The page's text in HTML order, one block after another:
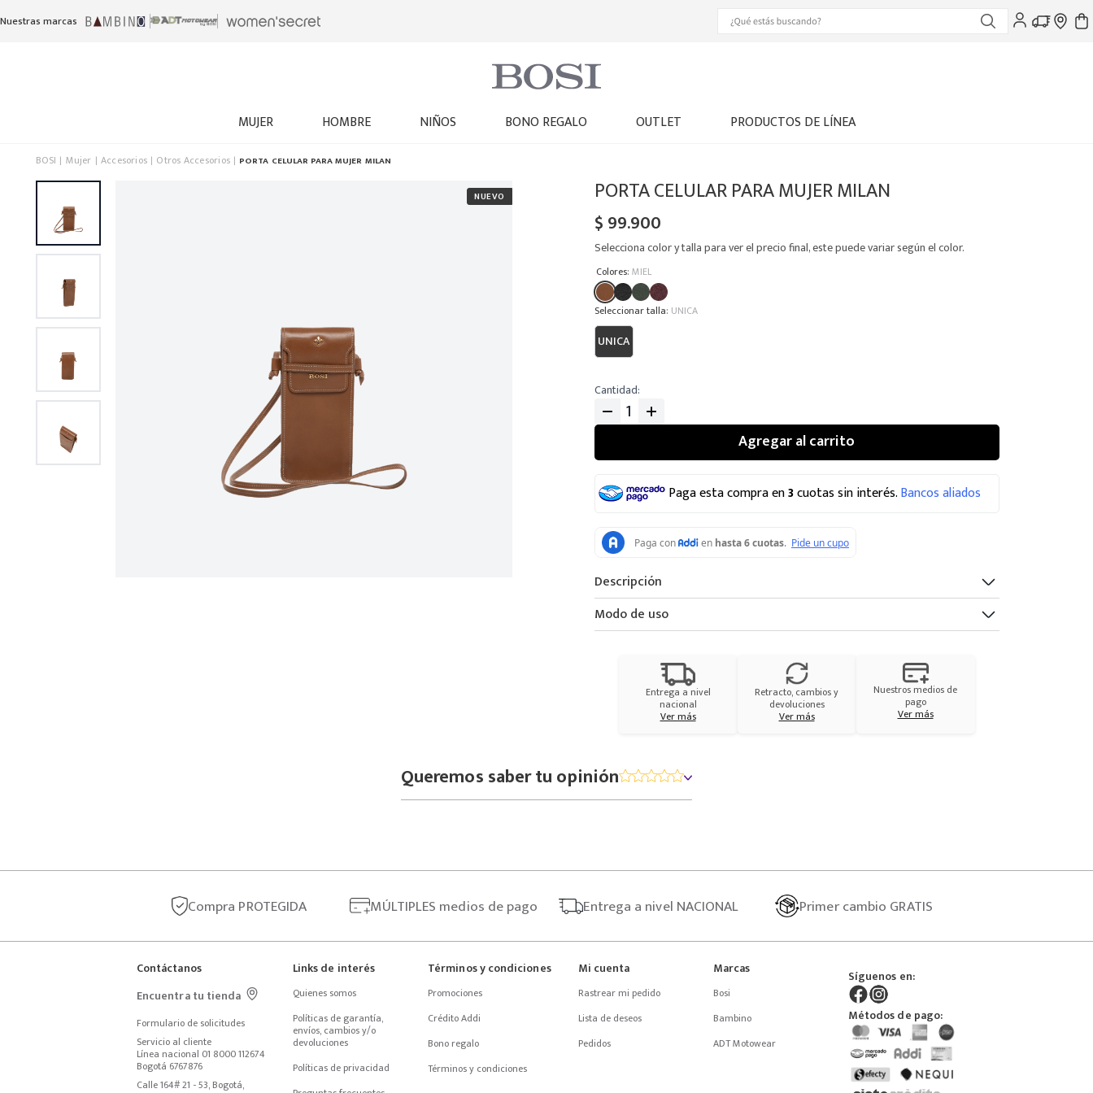
Nuestras marcas
MUJER HOMBRE NIÑOS BONO REGALO OUTLET PRODUCTOS DE LÍNEA
BOSI Mujer Accesorios Otros Accesorios PORTA CELULAR PARA MUJER MILAN
PORTA CELULAR PARA MUJER MILAN
$99.900
Selecciona color y talla para ver el precio final, este puede variar según el color.
Colores: MIEL
: UNICA
UNICA
Cantidad
Agregar al carrito
Paga esta compra en3cuotas sin interés.Bancos aliados
Descripción
Modo de uso
Entrega a nivel
nacional
Ver más
Retracto, cambios y
devoluciones
Ver más
Nuestros medios de
pago
Ver más
Queremos saber tu opinión
Compra PROTEGIDA MÚLTIPLES medios de pago Entrega a nivel NACIONAL Primercambio GRATIS
Contáctanos
Encuentra tu tienda
Formulario de solicitudes
Servicio al cliente
Línea nacional 01 8000 112674
Bogotá 6767876
Calle 164# 21 - 53, Bogotá,
Links de interés
Quienes somos
Políticas de garantía,
envíos, cambios y/o
devoluciones
Políticas de privacidad
Términos y condiciones
Promociones
Crédito Addi
Bono regalo
Términos y condiciones
Mi cuenta
Rastrear mi pedido
Lista de deseos
Pedidos
Marcas
Bosi
Bambino
ADT Motowear
Síguenos en:
Métodos de pago: